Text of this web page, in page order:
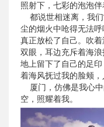
照射下，七彩的泡泡伴
都说世相迷离，我们
尘的烟火中呛得无法
真正放松了自己。吹
双眼，耳边充斥着海
地上留下了自己的足
着海风抚过我的脸颊
厦门，仿佛是我心中
空，照耀着我。